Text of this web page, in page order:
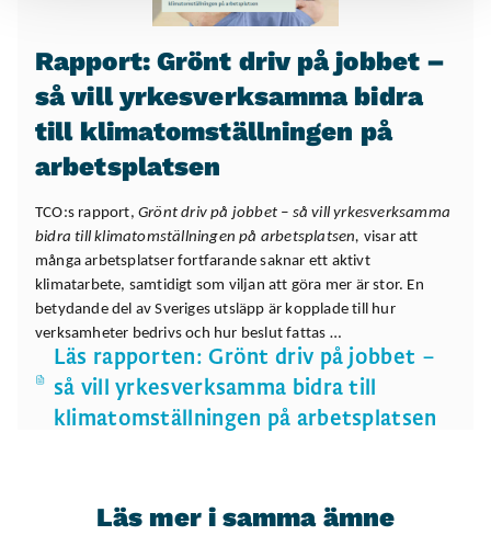
Rapport: Grönt driv på jobbet –
så vill yrkesverksamma bidra
till klimatomställningen på
arbetsplatsen
TCO:s rapport, Grönt driv på jobbet – så vill yrkesverksamma
bidra till klimatomställningen på arbetsplatsen, visar att
många arbetsplatser fortfarande saknar ett aktivt
klimatarbete, samtidigt som viljan att göra mer är stor. En
betydande del av Sveriges utsläpp är kopplade till hur
verksamheter bedrivs och hur beslut fattas …
Läs rapporten: Grönt driv på jobbet –
så vill yrkesverksamma bidra till
klimatomställningen på arbetsplatsen
Läs mer i samma ämne